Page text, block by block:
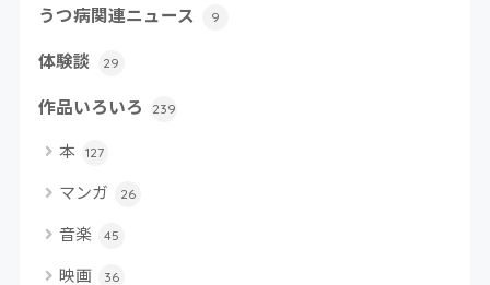
うつ病関連ニュース 9
体験談 29
作品いろいろ 239
本 127
マンガ 26
音楽 45
映画 36